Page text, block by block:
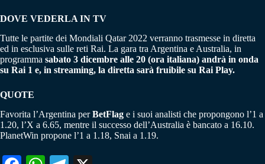
DOVE VEDERLA IN TV
Tutte le partite dei Mondiali Qatar 2022 verranno trasmesse in diretta
ed in esclusiva sulle reti Rai. La gara tra Argentina e Australia, in
programma sabato 3 dicembre alle 20 (ora italiana) andrà in onda
su Rai 1 e, in streaming, la diretta sarà fruibile su Rai Play.
QUOTE
Favorita l’Argentina perBetFlag e i suoi analisti che propongono l’1 a
1.20, l’X a 6.65, mentre il successo dell’Australia è bancato a 16.10.
PlanetWin propone l’1 a 1.18, Snai a 1.19.